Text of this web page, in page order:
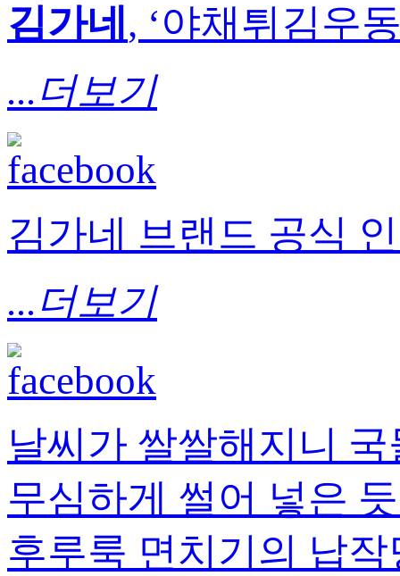
김가네 , ‘야채튀김우
...더보기
김가네 브랜드 공식
...더보기
날씨가 쌀쌀해지니
무심하게 썰어 넣은
후루룩 면치기의 납